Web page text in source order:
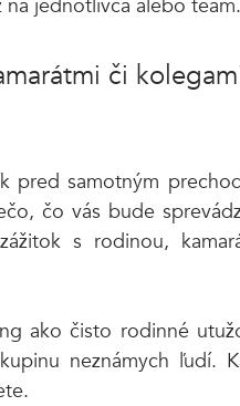
jednotlivca alebo team.
či
pred samotným
čo vás bude
s rodinou,
ako čisto rodinné
neznámych ľudí.